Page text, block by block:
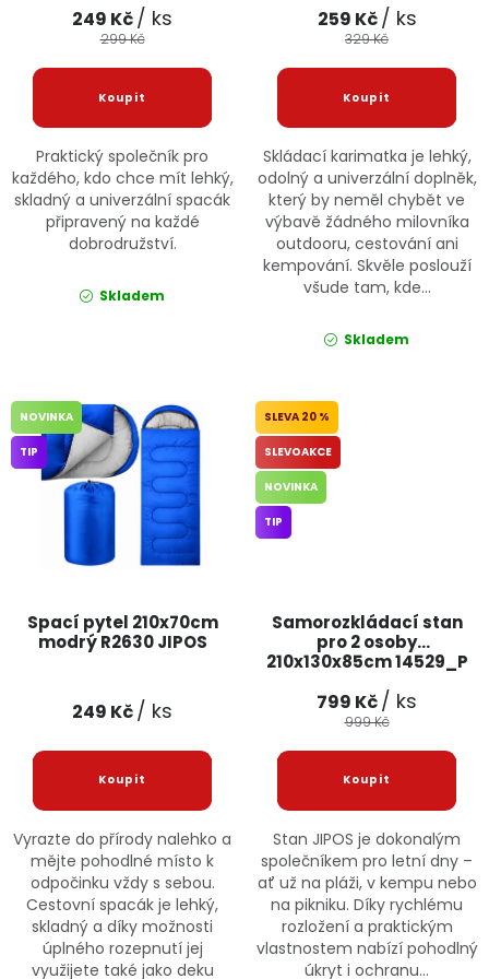
249 Kč/ ks
299 Kč
Praktický společník pro
každého, kdo chce mít lehký,
skladný a univerzální spacák
připravený na každé
dobrodružství.
Skladem
259 Kč/ ks
329 Kč
Skládací karimatka je lehký,
odolný a univerzální doplněk,
který by neměl chybět ve
výbavě žádného milovníka
outdooru, cestování ani
kempování. Skvěle poslouží
všude tam, kde...
Skladem
Spací pytel 210x70cm
modrý R2630 JIPOS
NOVINKA
TIP
249 Kč/ ks
Vyrazte do přírody nalehko a
mějte pohodlné místo k
odpočinku vždy s sebou.
Cestovní spacák je lehký,
skladný a díky možnosti
úplného rozepnutí jej
využijete také jako deku
Samorozkládací stan
pro 2 osoby
210x130x85cm 14529_P
20 %
SLEVOAKCE
NOVINKA
TIP
799 Kč/ ks
999 Kč
Stan JIPOS je dokonalým
společníkem pro letní dny –
ať už na pláži, v kempu nebo
na pikniku. Díky rychlému
rozložení a praktickým
vlastnostem nabízí pohodlný
úkryt i ochranu...